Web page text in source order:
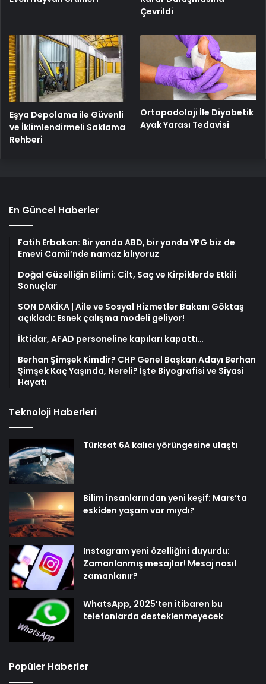
Çevrildi
Eşya Depolama ile Güvenli
ve İklimlendirmeli Saklama
Rehberi
Ortopodoloji İle Diyabetik
Ayak Yarası Tedavisi
En Güncel Haberler
Fatih Erbakan: Bir yanda ABD, bir yanda YPG biz de
Emevi Camii’nde namaz kılıyoruz
Doğal Güzelliğin Bilimi: Cilt, Saç ve Kirpiklerde Etkili
Sonuçlar
SON DAKİKA | Aile ve Sosyal Hizmetler Bakanı Göktaş
açıkladı: Esnek çalışma modeli geliyor!
İktidar, AFAD personeline kapıları kapattı…
Berhan Şimşek Kimdir? CHP Genel Başkan Adayı Berhan
Şimşek Kaç Yaşında, Nereli? İşte Biyografisi ve Siyasi
Hayatı
Teknoloji Haberleri
Türksat 6A kalıcı yörüngesine ulaştı
Bilim insanlarından yeni keşif: Mars’ta
eskiden yaşam var mıydı?
Instagram yeni özelliğini duyurdu:
Zamanlanmış mesajlar! Mesaj nasıl
zamanlanır?
WhatsApp, 2025’ten itibaren bu
telefonlarda desteklenmeyecek
Popüler Haberler